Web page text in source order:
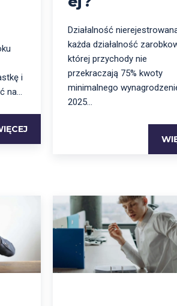
i
na...
Działalność
każda działalność
której przychody nie
przekraczają 75% kwoty
minimalnego
2025...